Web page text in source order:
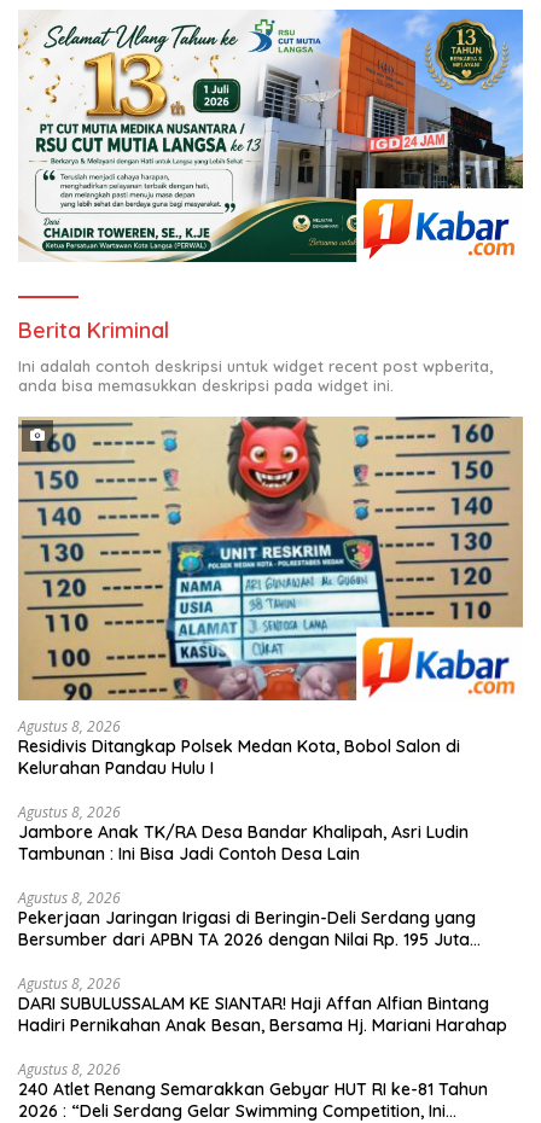
Berita Kriminal
Ini adalah contoh deskripsi untuk widget recent post wpberita,
anda bisa memasukkan deskripsi pada widget ini.
Agustus 8, 2026
Residivis Ditangkap Polsek Medan Kota, Bobol Salon di
Kelurahan Pandau Hulu I
Agustus 8, 2026
Jambore Anak TK/RA Desa Bandar Khalipah, Asri Ludin
Tambunan : Ini Bisa Jadi Contoh Desa Lain
Agustus 8, 2026
Pekerjaan Jaringan Irigasi di Beringin-Deli Serdang yang
Bersumber dari APBN TA 2026 dengan Nilai Rp. 195 Juta
Agustus 8, 2026
DARI SUBULUSSALAM KE SIANTAR! Haji Affan Alfian Bintang
Hadiri Pernikahan Anak Besan, Bersama Hj. Mariani Harahap
Agustus 8, 2026
240 Atlet Renang Semarakkan Gebyar HUT RI ke-81 Tahun
2026 : “Deli Serdang Gelar Swimming Competition, Ini